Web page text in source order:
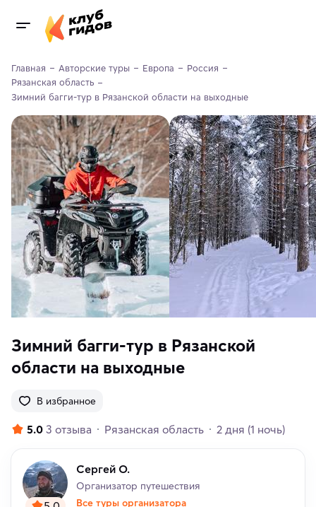
Главная Авторские туры Европа
Россия
Рязанская область
Зимний багги-тур в Рязанской области на выходные
Зимний багги-тур в Рязанской
области на выходные
В избранное
5.0 3 отзыва Рязанская область 2 дня (1 ночь)
Сергей О.
Организатор путешествия
Все туры организатора